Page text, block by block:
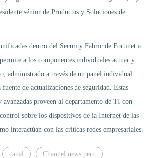
sénior de Productos y Soluciones de
dentro del Security Fabric de Fortinet a
a los componentes individuales actuar y
administrado a través de un panel individual
fuente de actualizaciones de seguridad. Estas
avanzadas proveen al departamento de TI con
sobre los dispositivos de la Internet de las
interactúan con las críticas redes empresariales.
canal Channel news peru